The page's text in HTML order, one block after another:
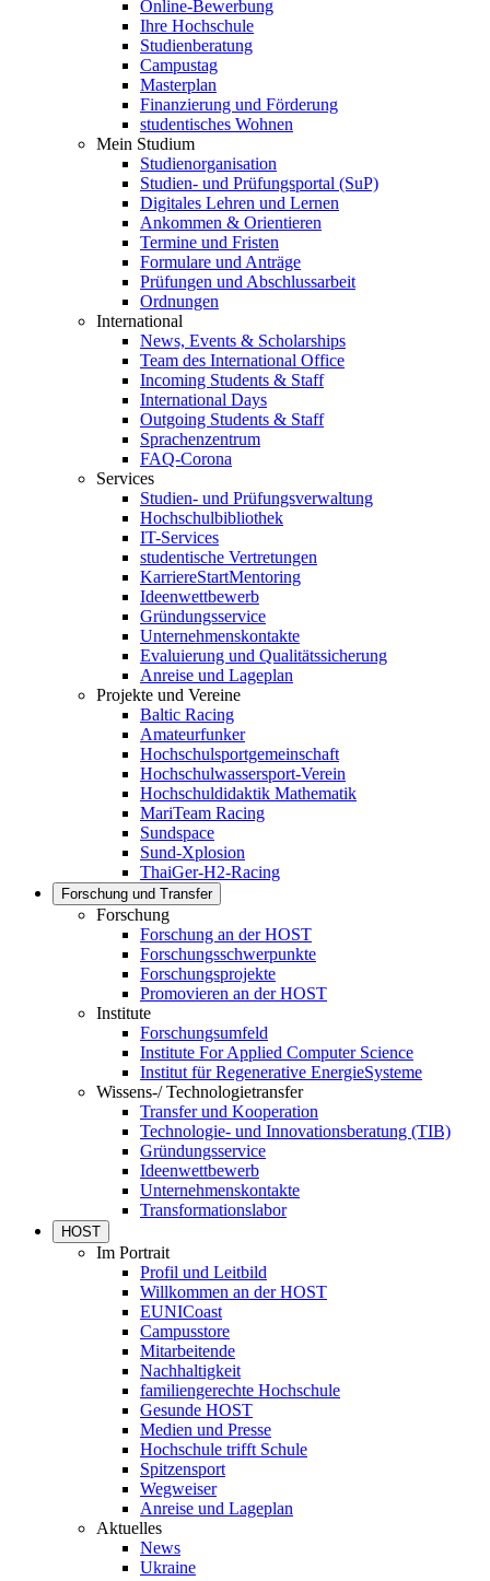
Online-Bewerbung
Ihre Hochschule
Studienberatung
Campustag
Masterplan
Finanzierung und Förderung
studentisches Wohnen
Mein Studium
Studienorganisation
Studien- und Prüfungsportal (SuP)
Digitales Lehren und Lernen
Ankommen & Orientieren
Termine und Fristen
Formulare und Anträge
Prüfungen und Abschlussarbeit
Ordnungen
International
News, Events & Scholarships
Team des International Office
Incoming Students & Staff
International Days
Outgoing Students & Staff
Sprachenzentrum
FAQ-Corona
Services
Studien- und Prüfungsverwaltung
Hochschulbibliothek
IT-Services
studentische Vertretungen
KarriereStartMentoring
Ideenwettbewerb
Gründungsservice
Unternehmenskontakte
Evaluierung und Qualitätssicherung
Anreise und Lageplan
Projekte und Vereine
Baltic Racing
Amateurfunker
Hochschulsportgemeinschaft
Hochschulwassersport-Verein
Hochschuldidaktik Mathematik
MariTeam Racing
Sundspace
Sund-Xplosion
ThaiGer-H2-Racing
Forschung und Transfer
Forschung
Forschung an der HOST
Forschungsschwerpunkte
Forschungsprojekte
Promovieren an der HOST
Institute
Forschungsumfeld
Institute For Applied Computer Science
Institut für Regenerative EnergieSysteme
Wissens-/ Technologietransfer
Transfer und Kooperation
Technologie- und Innovationsberatung (TIB)
Gründungsservice
Ideenwettbewerb
Unternehmenskontakte
Transformationslabor
HOST
Im Portrait
Profil und Leitbild
Willkommen an der HOST
EUNICoast
Campusstore
Mitarbeitende
Nachhaltigkeit
familiengerechte Hochschule
Gesunde HOST
Medien und Presse
Hochschule trifft Schule
Spitzensport
Wegweiser
Anreise und Lageplan
Aktuelles
News
Ukraine